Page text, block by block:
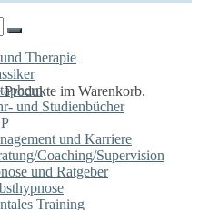
im Warenkorb.
Therapie
und Studienbücher
und Karriere
Coaching/Supervision
und Ratgeber
Training